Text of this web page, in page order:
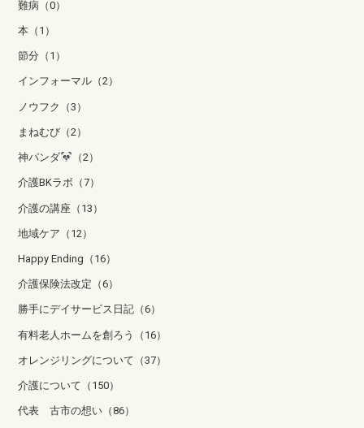
難病（0）
本（1）
節分（1）
インフォーマル（2）
ノウフク（3）
まねむび（2）
神パンダ （2）
介護BKラボ（7）
介護の講座（13）
地域ケア（12）
Happy Ending（16）
介護保険法改定（6）
勝手にデイサービス日記（6）
有料老人ホームを創ろう（16）
オレンジリングについて（37）
介護について（150）
代表 古市の想い（86）